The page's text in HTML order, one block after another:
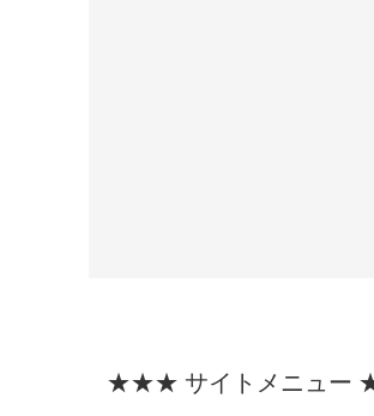
★★★ サイトメニュ